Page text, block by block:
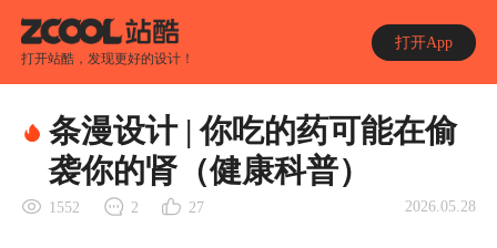
打开站酷，发现更好的设计！
打开App
条漫设计 | 你吃的药可能在偷
袭你的肾（健康科普）
1552 2 27 2026.05.28